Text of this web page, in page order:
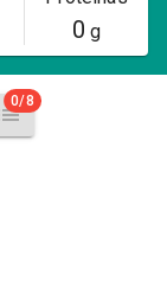
0 g
0/8